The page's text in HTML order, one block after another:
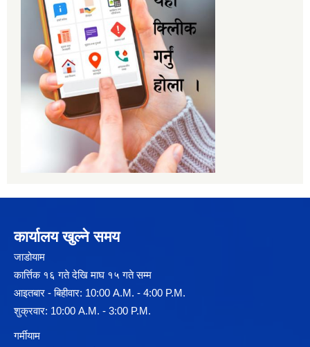
कार्यालय खुल्ने समय
जाडोयाम
कार्त्तिक १६ गते देखि माघ १५ गते सम्म
आइतबार - बिहीवार: 10:00 A.M. - 4:00 P.M.
शुक्रवार: 10:00 A.M. - 3:00 P.M.
गर्मीयाम